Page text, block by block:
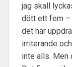
jag skall
dött ett fem –
det här
irriterande
inte alls. Men